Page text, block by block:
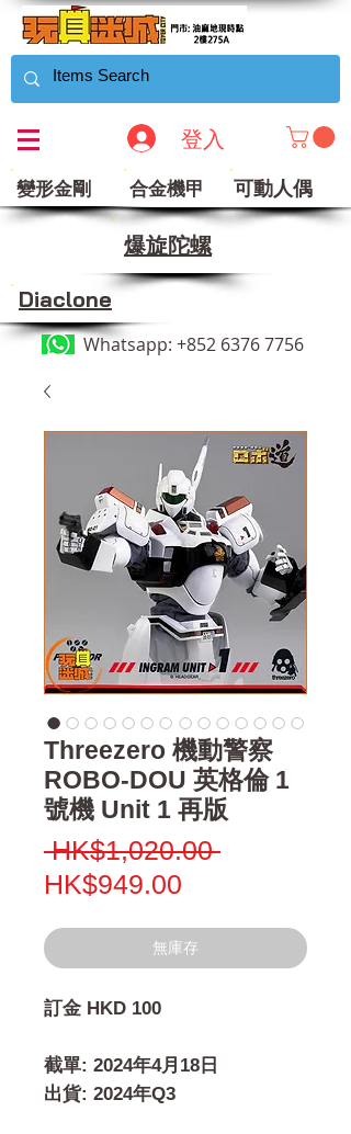
登入
變形金剛 合金機甲 可動人偶
​爆旋陀螺
Diaclone
Whatsapp: +852 6376 7756
Threezero 機動警察
ROBO-DOU 英格倫 1
號機 Unit 1 再版
HK$1,020.00 一
HK$949.00
價
無庫存
訂金 HKD 100
截單: 2024年4月18日
出貨: 2024年Q3